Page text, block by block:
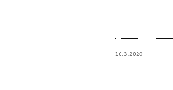
16.3.2020